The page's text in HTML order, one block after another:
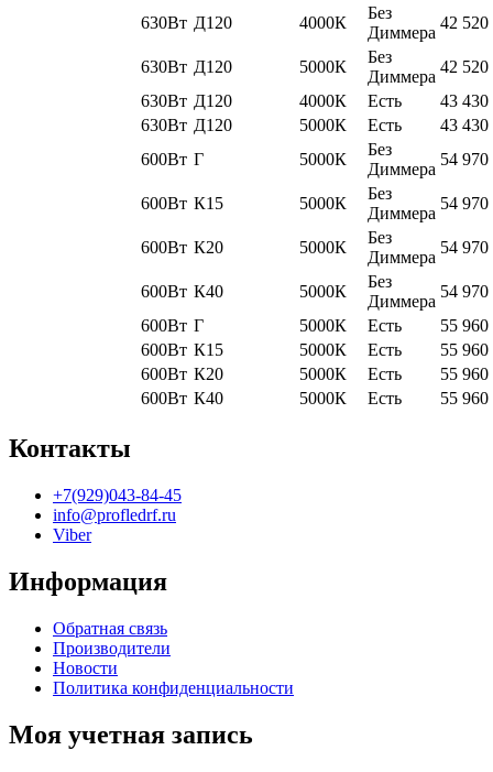
630Вт Д120 4000К
Без
Диммера
42 520
630Вт Д120 5000К
Без
Диммера
42 520
630Вт Д120 4000К Есть
43 430
630Вт Д120 5000К Есть
43 430
600Вт Г 5000К
Без
Диммера
54 970
600Вт К15 5000К
Без
Диммера
54 970
600Вт К20 5000К
Без
Диммера
54 970
600Вт К40 5000К
Без
Диммера
54 970
600Вт Г 5000К Есть
55 960
600Вт К15 5000К Есть
55 960
600Вт К20 5000К Есть
55 960
600Вт К40 5000К Есть 55 960
Контакты
+7(929)043-84-45
info@profledrf.ru
Viber
Информация
Обратная связь
Производители
Новости
Политика конфиденциальности
Моя учетная запись